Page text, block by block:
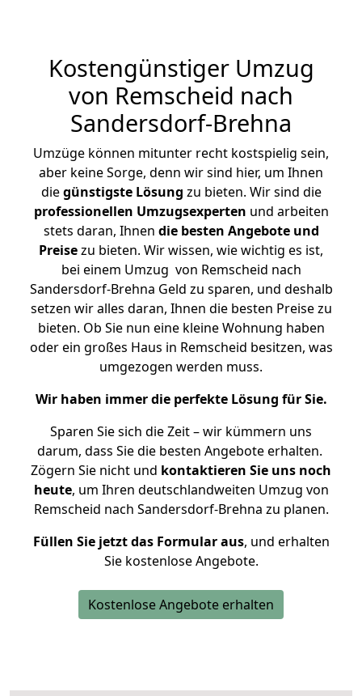
Kostengünstiger Umzug
von Remscheid nach
Sandersdorf-Brehna
Umzüge können mitunter recht kostspielig sein,
aber keine Sorge, denn wir sind hier, um Ihnen
diegünstigste Lösung zu bieten. Wir sind die
professionellen Umzugsexperten und arbeiten
stets daran, Ihnen die besten Angebote und
Preisezu bieten. Wir wissen, wie wichtig es ist,
bei einem Umzug von Remscheid nach
Sandersdorf-Brehna Geld zu sparen, und deshalb
setzen wir alles daran, Ihnen die besten Preise zu
bieten. Ob Sie nun eine kleine Wohnung haben
oder ein großes Haus in Remscheid besitzen, was
umgezogen werden muss.
Wir haben immer die perfekte Lösung für Sie.
Sparen Sie sich die Zeit – wir kümmern uns
darum, dass Sie die besten Angebote erhalten.
Zögern Sie nicht und kontaktieren Sie uns noch
heute, um Ihren deutschlandweiten Umzug von
Remscheid nach Sandersdorf-Brehna zu planen.
Füllen Sie jetzt das Formular aus, und erhalten
Sie kostenlose Angebote.
Kostenlose Angebote erhalten